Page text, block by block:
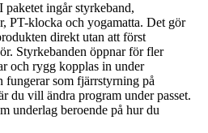
ingår styrkeband,
PT-klocka och yogamatta. Det gör
direkt utan att först
Styrkebanden öppnar för fler
och rygg kopplas in under
som fjärrstyrning på
du vill ändra program under passet.
underlag beroende på hur du